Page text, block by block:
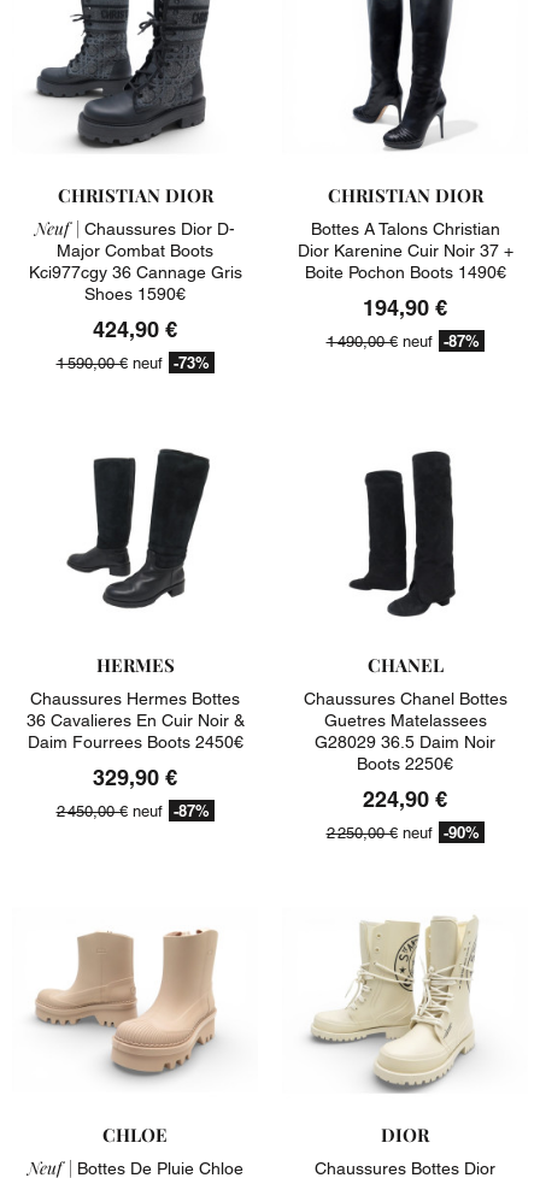
CHRISTIAN DIOR
Neuf | Chaussures Dior D-
Major Combat Boots
Kci977cgy 36 Cannage Gris
Shoes 1590€
424,90 €
1 590,00 €neuf -73%
CHRISTIAN DIOR
Bottes A Talons Christian
Dior Karenine Cuir Noir 37 +
Boite Pochon Boots 1490€
194,90 €
1 490,00 €neuf -87%
HERMES
Chaussures Hermes Bottes
36 Cavalieres En Cuir Noir &
Daim Fourrees Boots 2450€
329,90 €
2 450,00 €neuf -87%
CHANEL
Chaussures Chanel Bottes
Guetres Matelassees
G28029 36.5 Daim Noir
Boots 2250€
224,90 €
2 250,00 €neuf -90%
CHLOE
Neuf | Bottes De Pluie Chloe
DIOR
Chaussures Bottes Dior